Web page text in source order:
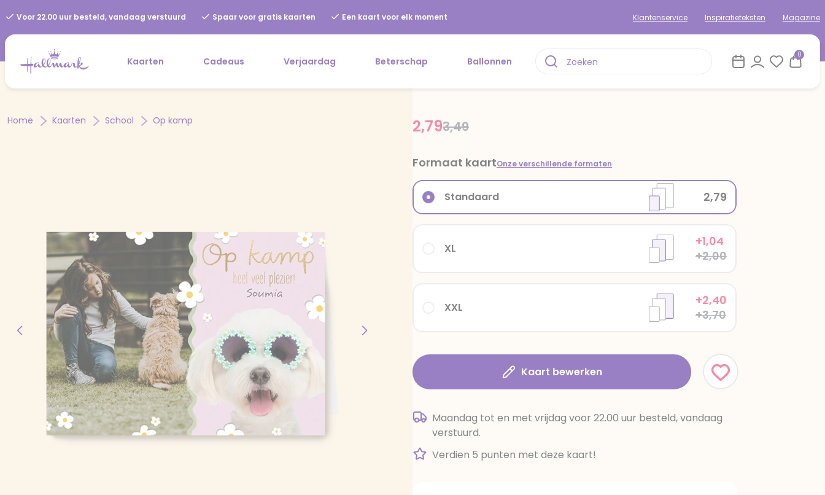
Voor 22.00 uur besteld, vandaag verstuurd Spaar voor gratis kaarten Een kaart voor elk moment Klantenservice Inspiratieteksten Magazine
Kaarten Cadeaus Verjaardag Beterschap Ballonnen
0
Home Kaarten School Op kamp Price reduced from
3,49to
2,79
Formaat kaartOnze verschillende formaten
XXL
+2,40
+3,70
XL
+1,04
+2,00
Standaard 2,79
Kaart bewerken
Maandag tot en met vrijdag voor 22.00 uur besteld, vandaag
verstuurd.
Verdien 5 punten met deze kaart!